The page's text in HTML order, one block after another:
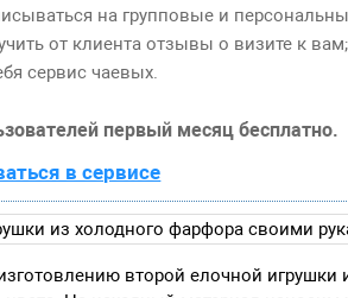
на групповые и
от клиента отзывы о визите к вам;
сервис чаевых.
первый месяц бесплатно.
в сервисе
второй елочной